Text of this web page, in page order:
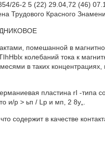
2 5 (22) 29.04,72 (46)
Красного Знамени
помешанной в
колебаний тока к
в таких
пластина rI -типа
и/p > ьп / Lp и мп, 2 8y„.
содержит в качестве